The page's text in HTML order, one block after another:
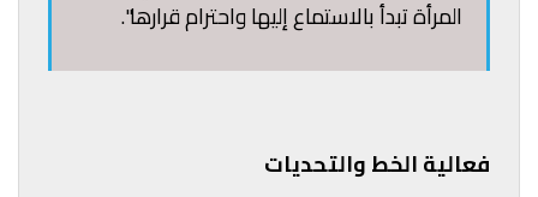
المرأة تبدأ بالاستماع إليها واحترام قرارها".
فعالية الخط والتحديات